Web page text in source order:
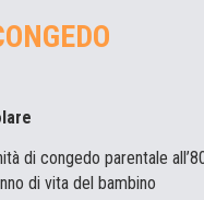
di congedo parentale
di vita del bambino